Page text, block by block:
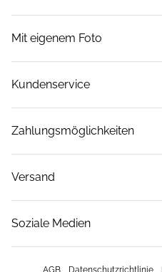
Mit eigenem Foto
Kundenservice
Zahlungsmöglichkeiten
Versand
Soziale Medien